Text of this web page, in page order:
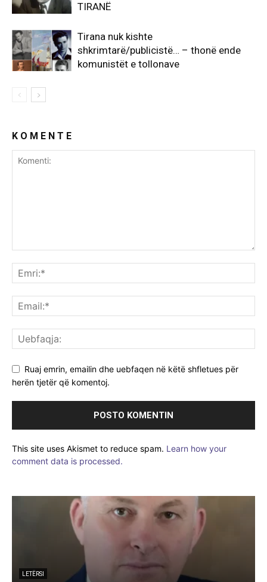
TIRANË
Tirana nuk kishte
shkrimtarë/publicistë… – thonë ende
komunistët e tollonave
K O M E N T E
Ruaj emrin, emailin dhe uebfaqen në këtë shfletues për
herën tjetër që komentoj.
This site uses Akismet to reduce spam. Learn how your
comment data is processed.
LETËRSI